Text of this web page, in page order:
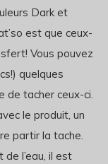
Dark et
est que ceux-
Vous pouvez
quelques
de tacher ceux-ci.
le produit, un
partir la tache.
l’eau, il est